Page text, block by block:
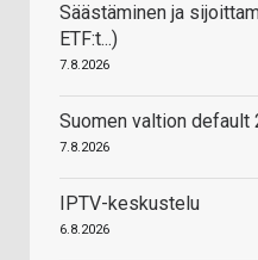
Säästäminen ja
ETF:t...)
7.8.2026
Suomen valtion default
7.8.2026
IPTV-keskustelu
6.8.2026